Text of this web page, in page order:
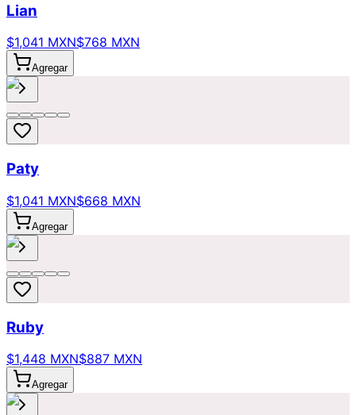
Lian
$1,041 MXN$768 MXN
Agregar
Paty
$1,041 MXN$668 MXN
Agregar
Ruby
$1,448 MXN$887 MXN
Agregar